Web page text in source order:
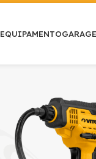
EQUIPAMENTO